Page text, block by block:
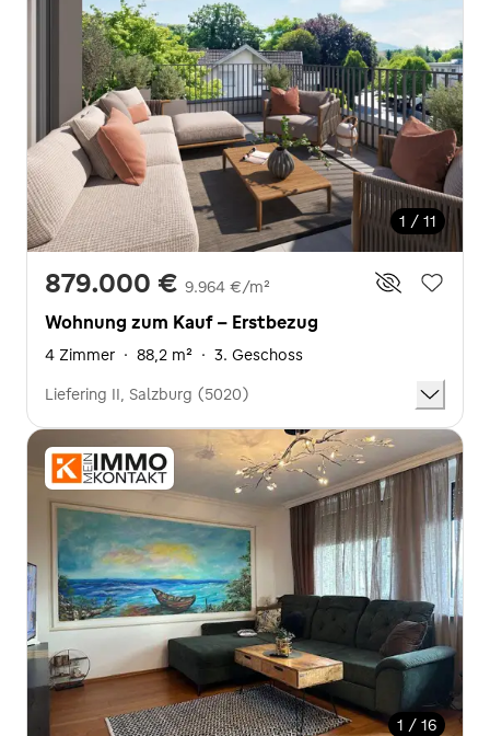
1 / 11
879.000 € 9.964 €/m²
Wohnung zum Kauf - Erstbezug
4 Zimmer · 88,2 m² · 3. Geschoss
Liefering II, Salzburg (5020)
1 / 16